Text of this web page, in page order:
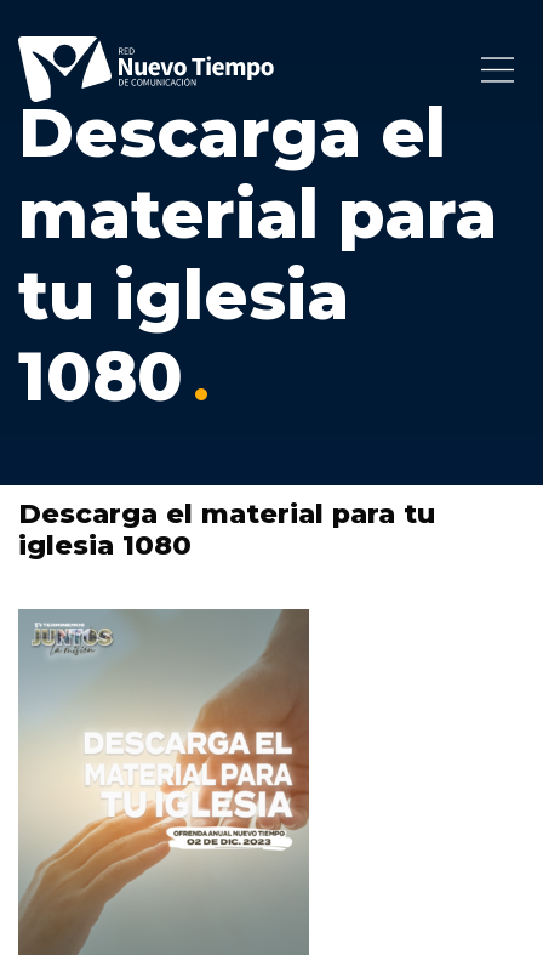
Descarga el
material para
tu iglesia
1080
Descarga el material para tu
iglesia 1080